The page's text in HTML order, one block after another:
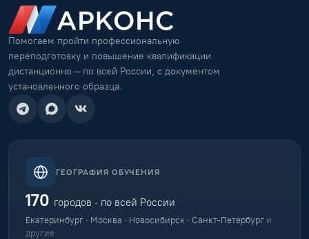
Помогаем пройти профессиональную
переподготовку и повышение квалификации
дистанционно — по всей России, с документом
установленного образца.
ГЕОГРАФИЯ ОБУЧЕНИЯ
170 городов · по всей России
Екатеринбург · Москва · Новосибирск · Санкт-Петербург и
другие